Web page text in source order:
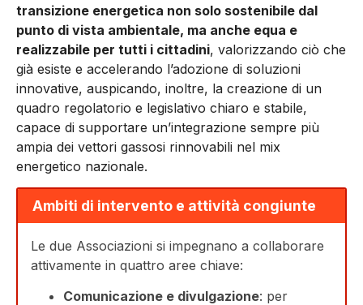
transizione energetica non solo sostenibile dal
punto di vista ambientale, ma anche equa e
realizzabile per tutti i cittadini, valorizzando ciò che
già esiste e accelerando l’adozione di soluzioni
innovative, auspicando, inoltre, la creazione di un
quadro regolatorio e legislativo chiaro e stabile,
capace di supportare un’integrazione sempre più
ampia dei vettori gassosi rinnovabili nel mix
energetico nazionale.
Ambiti di intervento e attività congiunte
Le due Associazioni si impegnano a collaborare
attivamente in quattro aree chiave:
Comunicazione e divulgazione: per